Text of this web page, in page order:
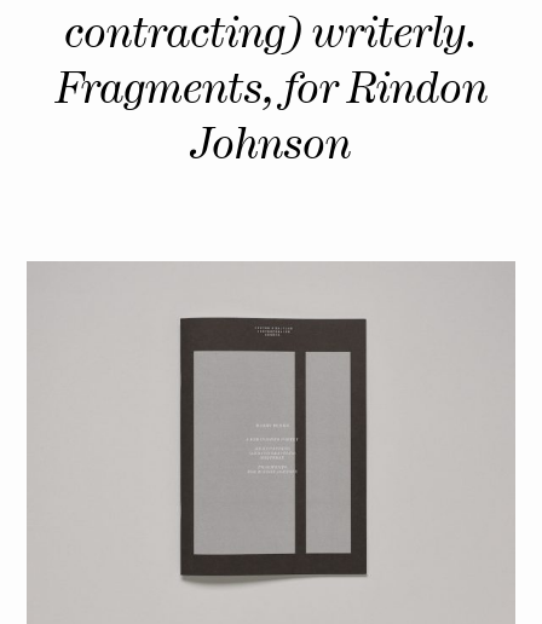
contracting) writerly.
Fragments, for Rindon
Johnson